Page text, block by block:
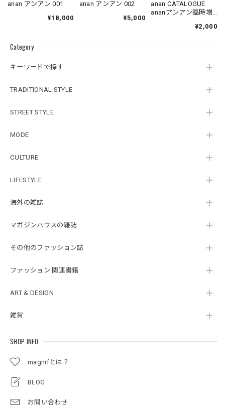
Category
キーワードで探す
TRADITIONAL STYLE
STREET STYLE
MODE
CULTURE
LIFESTYLE
海外の雑誌
マガジンハウスの雑誌
その他のファッション誌
ファッション 関連書籍
ART & DESIGN
雑貨
SHOP INFO
magnifとは？
BLOG
お問い合わせ
anan アンアン 001
¥18,000
anan アンアン 002
¥5,000
anan CATALOGUE
ananアンアン臨時増
¥2,000